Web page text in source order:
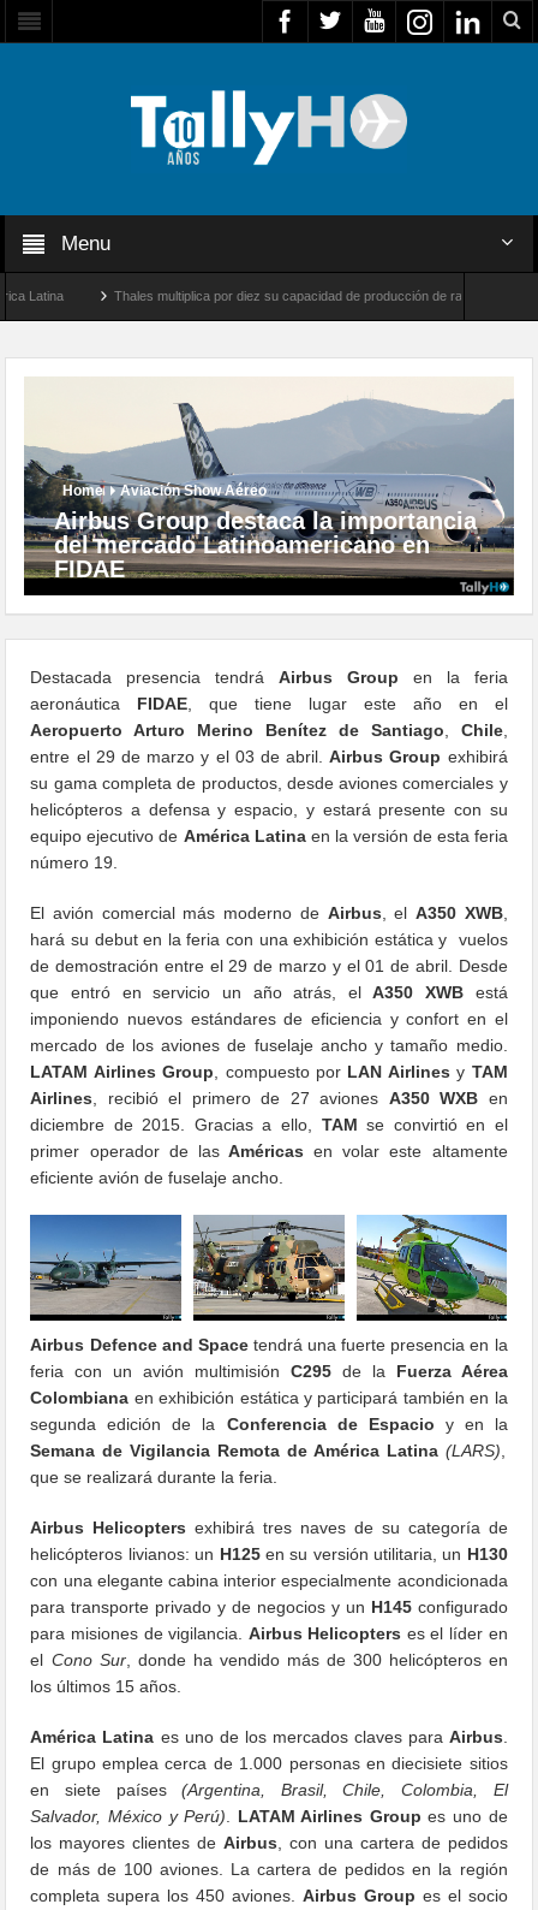
Menu
Thales multiplica por diez su capacidad de producción de radares en Brasil
Home Aviación Show Aéreo
Airbus Group destaca la importancia
del mercado Latinoamericano en
FIDAE
Destacada presencia tendráAirbus Group en la feria
aeronáutica FIDAE , que tiene lugar este año en el
Aeropuerto Arturo Merino Benítez de Santiago
Chile,
entre el 29 de marzo y el 03 de abril.Airbus Group exhibirá
su gama completa de productos, desde aviones comerciales y
helicópteros a defensa y espacio, y estará presente con su
equipo ejecutivo de América Latinaen la versión de esta feria
número 19.
El avión comercial más moderno de Airbus , el A350 XWB,
hará su debut en la feria con una exhibición estática y vuelos
de demostración entre el 29 de marzo y el 01 de abril. Desde
que entró en servicio un año atrás, elA350 XWBestá
imponiendo nuevos estándares de eficiencia y confort en el
mercado de los aviones de fuselaje ancho y tamaño medio.
LATAM Airlines Group , compuesto por LAN Airlines y TAM
Airlines , recibió el primero de 27 aviones A350 WXB en
diciembre de 2015. Gracias a ello, TAM se convirtió en el
primer operador de lasAméricas en volar este altamente
eficiente avión de fuselaje ancho.
Airbus Defence and Spacetendrá una fuerte presencia en la
feria con un avión multimisión C295de la Fuerza Aérea
Colombiana en exhibición estática y participará también en la
segunda edición de la Conferencia de Espacio y en la
Semana de Vigilancia Remota de América Latina (LARS)
que se realizará durante la feria.
Airbus Helicopters exhibirá tres naves de su categoría de
helicópteros livianos: un H125en su versión utilitaria, un H130
con una elegante cabina interior especialmente acondicionada
para transporte privado y de negocios y un H145configurado
para misiones de vigilancia. Airbus Helicopters es el líder en
el Cono Sur, donde ha vendido más de 300 helicópteros en
los últimos 15 años.
América Latina es uno de los mercados claves para Airbus
El grupo emplea cerca de 1.000 personas en diecisiete sitios
en siete países(Argentina, Brasil, Chile, Colombia, El
Salvador, México y Perú)
LATAM Airlines Group es uno de
los mayores clientes deAirbus , con una cartera de pedidos
de más de 100 aviones. La cartera de pedidos en la región
completa supera los 450 aviones. Airbus Group es el socio